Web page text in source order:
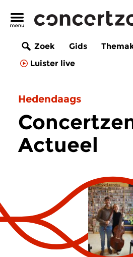
Zoek Gids
Luister live
Hedendaags
Actueel